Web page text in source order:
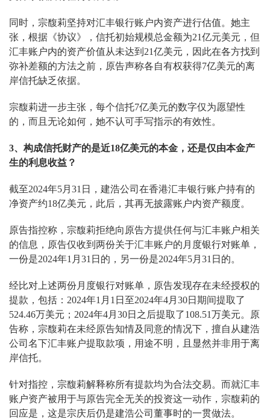
同时，宗馥莉坚持对汇丰银行账户内资产进行估值。她主
张，根据《协议》，信托初始规模总金额为21亿元美元，但
汇丰账户内的资产价值从未达到21亿美元，因此在各方找到
弥补差额的方法之前，原告声称各自有权获得7亿美元的离
岸信托缺乏依据。
宗馥莉进一步主张，每个信托7亿美元的数字仅为愿望性
的，而且无论如何，她不认可手写指示的有效性。
3、构成信托财产的是近18亿美元的本金，还是仅由本金产
生的利息收益？
截至2024年5月31日，建浩公司在香港汇丰银行账户持有的
净资产约18亿美元，此后，其再无披露账户内资产额度。
原告指控称，宗馥莉拒绝向原告方提供任何与汇丰账户相关
的信息，原告仅收到两份关于汇丰账户的月度银行对账单，
一份是2024年1月31日的，另一份是2024年5月31日的。
经比对上述两份月度银行对账单，原告发现存在未经授权的
提款，包括：2024年1月1日至2024年4月30日期间提取了
524.46万美元；2024年4月30日之后提取了108.51万美元。原
告称，宗馥莉在未经原告知情及同意的情况下，擅自从建浩
公司名下汇丰账户提取款项，用途不明，且显然并非用于离
岸信托。
针对指控，宗馥莉解释称所有提款均为合法交易。而就汇丰
账户资产被用于与原告完全无关的投资这一动作，宗馥莉的
回应是，这是宗庆后仍是建浩公司董事时的一贯做法。